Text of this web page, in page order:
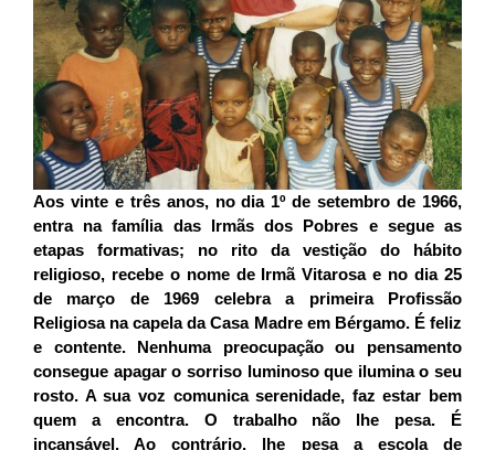
Aos vinte e três anos, no dia 1º de setembro de 1966,
entra na família das Irmãs dos Pobres e segue as
etapas formativas; no rito da vestição do hábito
religioso, recebe o nome de Irmã Vitarosa e no dia 25
de março de 1969 celebra a primeira Profissão
Religiosa na capela da Casa Madre em Bérgamo. É feliz
e contente. Nenhuma preocupação ou pensamento
consegue apagar o sorriso luminoso que ilumina o seu
rosto. A sua voz comunica serenidade, faz estar bem
quem a encontra. O trabalho não lhe pesa. É
incansável. Ao contrário, lhe pesa a escola de